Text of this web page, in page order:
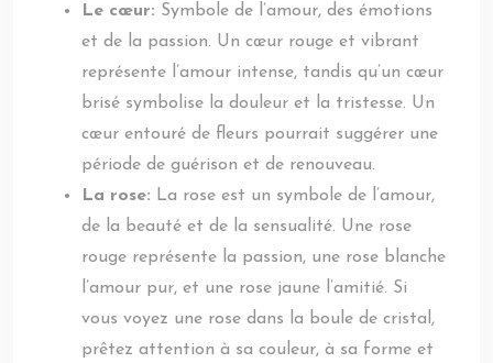
Le cœur: Symbole de l’amour, des émotions
et de la passion. Un cœur rouge et vibrant
représente l’amour intense, tandis qu’un cœur
brisé symbolise la douleur et la tristesse. Un
cœur entouré de fleurs pourrait suggérer une
période de guérison et de renouveau.
La rose: La rose est un symbole de l’amour,
de la beauté et de la sensualité. Une rose
rouge représente la passion, une rose blanche
l’amour pur, et une rose jaune l’amitié. Si
vous voyez une rose dans la boule de cristal,
prêtez attention à sa couleur, à sa forme et